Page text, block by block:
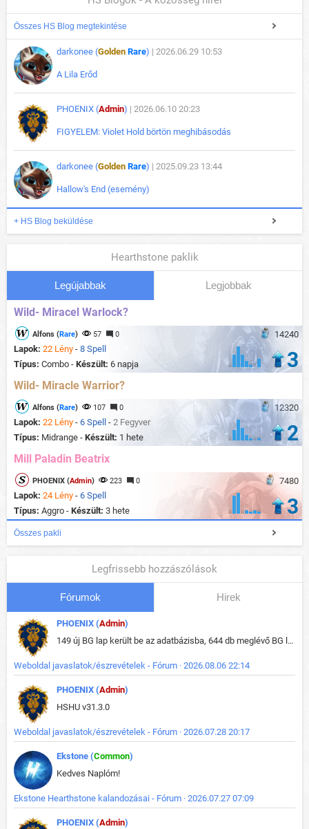
Összes HS Blog megtekintése
darkonee (Golden Rare) | 2026.06.29 10:53
A Lila Erőd
PHOENIX (Admin) | 2026.06.10 20:23
FIGYELEM: Violet Hold börtön meghibásodás
darkonee (Golden Rare) | 2025.09.23 13:44
Hallow's End (esemény)
+ HS Blog beküldése
Hearthstone paklik
Legújabbak Legjobbak
Wild- Miracel Warlock?
14240
Alfons (Rare) 57 0
Lapok: 22 Lény - 8 Spell
Típus: Combo - Készült: 6 napja 3
Wild- Miracle Warrior?
12320
Alfons (Rare) 107 0
Lapok: 22 Lény - 6 Spell - 2 Fegyver
Típus: Midrange - Készült: 1 hete 2
Mill Paladin Beatrix
7480
PHOENIX (Admin) 223 0
Lapok: 24 Lény - 6 Spell
Típus: Aggro - Készült: 3 hete 3
Összes pakli
Legfrissebb hozzászólások
Fórumok Hirek
PHOENIX (Admin)
149 új BG lap került be az adatbázisba, 644 db meglévő BG lap módosult, bekerültek az új képek a megváltozott lapokhoz is.
Weboldal javaslatok/észrevételek - Fórum · 2026.08.06 22:14
PHOENIX (Admin)
HSHU v31.3.0
Weboldal javaslatok/észrevételek - Fórum · 2026.07.28 20:17
Ekstone (Common)
Kedves Naplóm!
Ekstone Hearthstone kalandozásai - Fórum · 2026.07.27 07:09
PHOENIX (Admin)